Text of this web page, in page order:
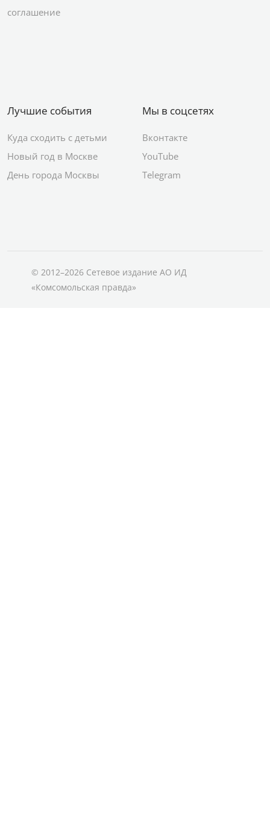
соглашение
Лучшие события
Куда сходить с детьми
Новый год в Москве
День города Москвы
Мы в соцсетях
Вконтакте
YouTube
Telegram
© 2012–2026 Сетевое издание АО ИД
«Комсомольская правда»